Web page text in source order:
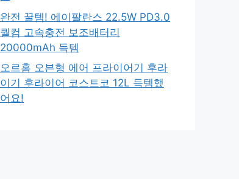
완전 꿀템! 에이팔란스 22.5W PD3.0
퀄컴 고속충전 보조배터리
20000mAh 득템
오르홈 오븐형 에어 프라이어기 후라
이기 후라이어 코스트코 12L 득템했
어요!